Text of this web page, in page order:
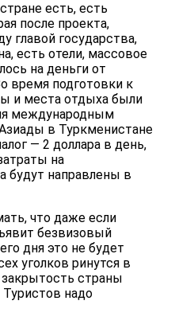
есть, есть
после проекта,
главой государства,
есть отели, массовое
на деньги от
время подготовки к
и места отдыха были
международным
в Туркменистане
— 2 доллара в день,
на
будут направлены в
что даже если
безвизовый
дня это не будет
уголков ринутся в
закрытость страны
Туристов надо